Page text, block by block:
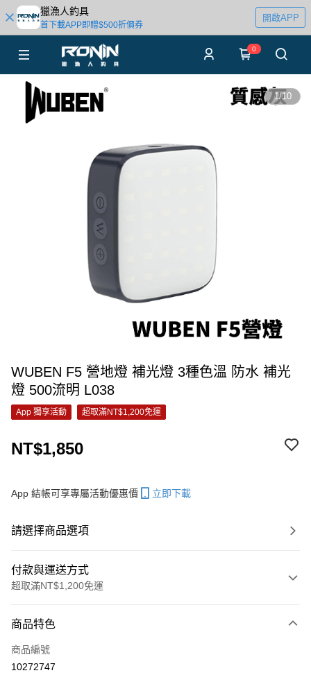
獵漁人釣具
首下載APP即贈$500折價券
開啟APP
0
1/10
WUBEN F5 營地燈 補光燈 3種色溫 防水 補光
燈 500流明 L038
App 獨享活動 超取滿NT$1,200免運
NT$1,850
App 結帳可享專屬活動優惠價 立即下載
請選擇商品選項
付款與運送方式
超取滿NT$1,200免運
信用卡一次付款
信用卡分期付款
商品特色
商品編號
10272747